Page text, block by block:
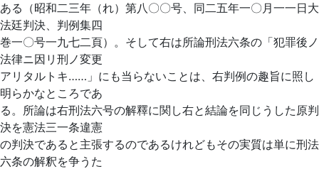
ある（昭和二三年（れ）第八〇〇号、同二五年一〇月一一日大
法廷判決、判例集四
巻一〇号一九七二頁）。そして右は所論刑法六条の「犯罪後ノ
法律ニ因リ刑ノ変更
アリタルトキ……」にも当らないことは、右判例の趣旨に照し
明らかなところであ
る。所論は右刑法六号の解釋に関し右と結論を同じうした原判
決を憲法三一条違憲
の判決であると主張するのであるけれどもその実質は単に刑法
六条の解釈を争うた